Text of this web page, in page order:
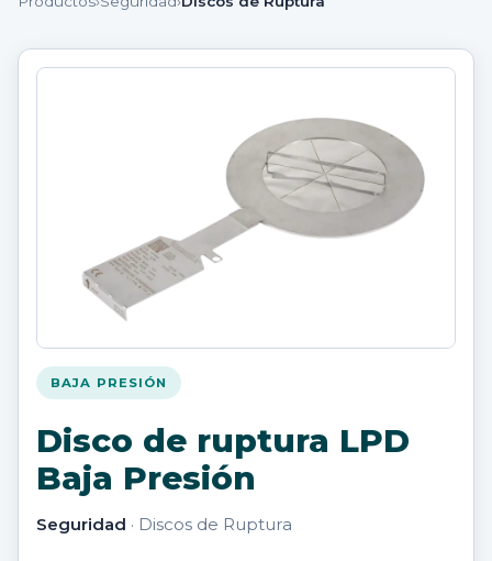
BAJA PRESIÓN
Disco de ruptura LPD
Baja Presión
Seguridad · Discos de Ruptura